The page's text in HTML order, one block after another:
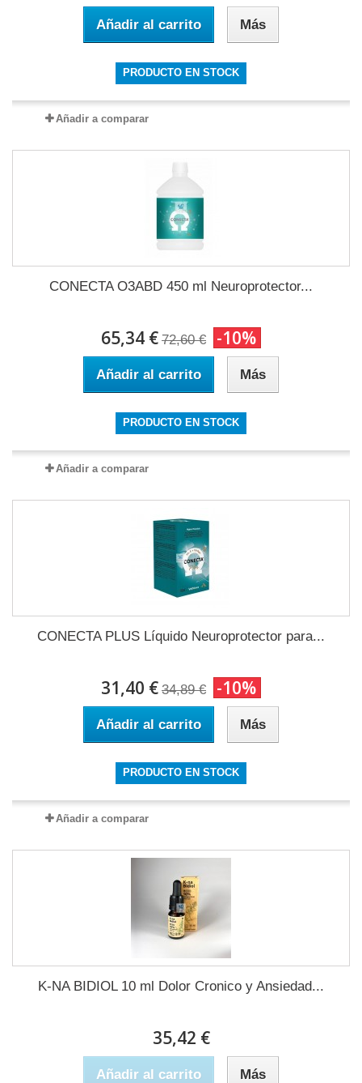
Añadir al carrito Más
PRODUCTO EN STOCK
Añadir a comparar
CONECTA O3ABD 450 ml Neuroprotector...
65,34 € 72,60 € -10%
Añadir al carrito Más
PRODUCTO EN STOCK
Añadir a comparar
CONECTA PLUS Líquido Neuroprotector para...
31,40 € 34,89 € -10%
Añadir al carrito Más
PRODUCTO EN STOCK
Añadir a comparar
K-NA BIDIOL 10 ml Dolor Cronico y Ansiedad...
35,42 €
Añadir al carrito Más